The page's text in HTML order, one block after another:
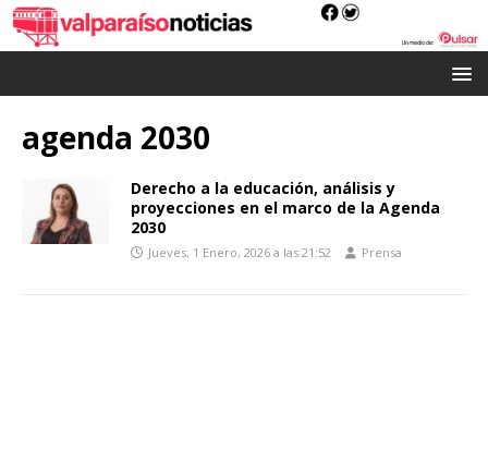
agenda 2030
Derecho a la educación, análisis y
proyecciones en el marco de la Agenda
2030
Jueves, 1 Enero, 2026 a las 21:52 Prensa